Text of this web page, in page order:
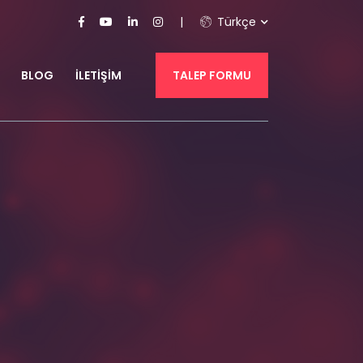
Türkçe
BLOG İLETIŞIM TALEP FORMU